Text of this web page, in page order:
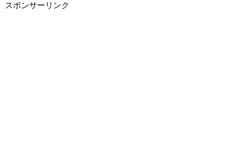
スポンサーリンク